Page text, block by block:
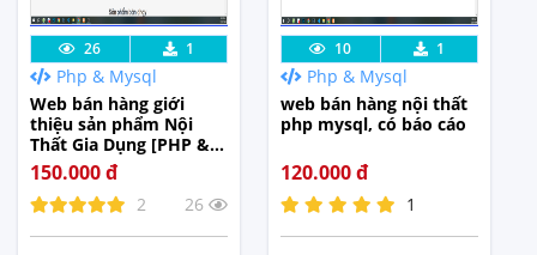
Lưu code Xem Thực
Tế
26 1
Php & Mysql
Web bán hàng giới
thiệu sản phẩm Nội
Thất Gia Dụng [PHP &
MYSQL]
150.000 đ
2 26
Lưu code Xem Thực
Tế
10 1
Php & Mysql
web bán hàng nội thất
php mysql, có báo cáo
120.000 đ
1